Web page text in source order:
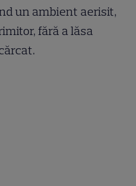
un ambient aerisit,
fără a lăsa